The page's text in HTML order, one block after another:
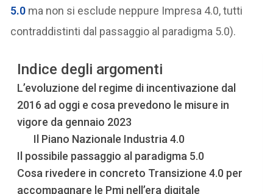
5.0 ma non si esclude neppure Impresa 4.0, tutti
contraddistinti dal passaggio al paradigma 5.0).
Indice degli argomenti
L’evoluzione del regime di incentivazione dal
2016 ad oggi e cosa prevedono le misure in
vigore da gennaio 2023
Il Piano Nazionale Industria 4.0
Il possibile passaggio al paradigma 5.0
Cosa rivedere in concreto Transizione 4.0 per
accompagnare le Pmi nell’era digitale